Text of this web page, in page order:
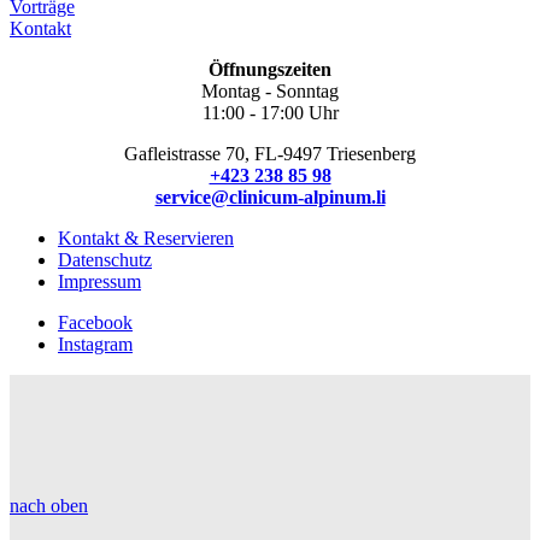
Vorträge
Kontakt
Öffnungszeiten
Montag - Sonntag
11:00 - 17:00 Uhr
Gafleistrasse 70, FL-9497 Triesenberg
+423 238 85 98
service@clinicum-alpinum.li
Kontakt & Reservieren
Datenschutz
Impressum
Facebook
Instagram
nach oben